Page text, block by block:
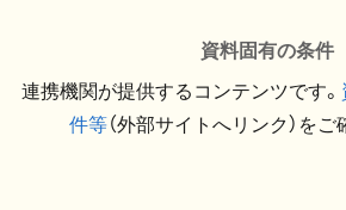
資料固有の条件
連携機関が提供するコンテンツです。
件等（外部サイトへリンク）をご